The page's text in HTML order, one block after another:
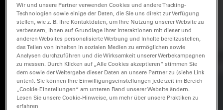
Wir und unsere Partner verwenden Cookies und andere Tracking-
Technologien sowie einige der Daten, die Sie uns direkt zur Verfügung
stellen, wie z. B. Ihre Kontaktdaten, um Ihre Nutzung unserer Website zu
verbessern, Ihnen auf Grundlage Ihrer Interaktionen mit dieser und
anderen Websites personalisierte Werbung und Inhalte bereitzustellen,
das Teilen von Inhalten in sozialen Medien zu ermöglichen sowie
Analysen durchzuführen und die Wirksamkeit unserer Werbekampagnen
zu messen. Durch Klicken auf „Alle Cookies akzeptieren“ stimmen Sie
dem sowie der Weitergabe dieser Daten an unsere Partner zu (siehe Link
unten). Sie können Ihre Einwilligungseinstellungen jederzeit im Bereich
„Cookie-Einstellungen“ am unteren Rand unserer Website ändern.
Lesen Sie unsere Cookie-Hinweise, um mehr über unsere Praktiken zu
erfahren